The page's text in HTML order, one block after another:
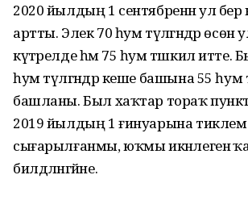
2020 йылдың 1 сентябренән ул бер
артты. Элек 70 һум түләгәндәр
күтәрелде һәм 75 һум тәшкил итте.
һум түләгәндәр кеше башына 55 һум
башланы. Был хаҡтар тораҡ
2019 йылдың 1 ғинуарына тиклем
сығарылғанмы, юҡмы икәнлегенә
билдәләнгәйне.